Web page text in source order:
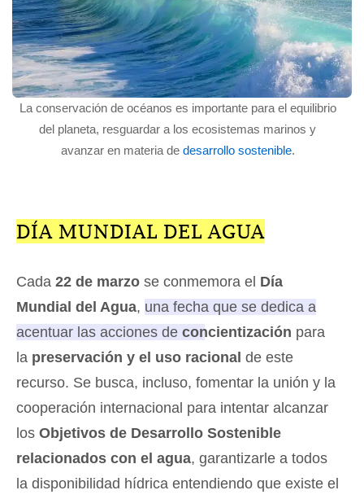
La conservación de océanos es importante para el equilibrio
del planeta, resguardar a los ecosistemas marinos y
avanzar en materia de desarrollo sostenible.
DÍA MUNDIAL DEL AGUA
Cada 22 de marzo se conmemora el Día
Mundial del Agua, una fecha que se dedica a
acentuar las acciones de concientización para
la preservación y el uso racional de este
recurso. Se busca, incluso, fomentar la unión y la
cooperación internacional para intentar alcanzar
los Objetivos de Desarrollo Sostenible
relacionados con el agua, garantizarle a todos
la disponibilidad hídrica entendiendo que existe el